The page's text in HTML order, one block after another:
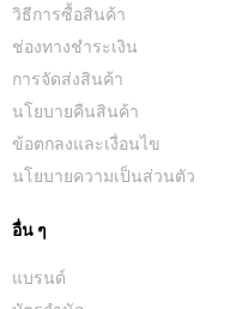
วิธีการซื้อสินค้า
ช่องทางชำระเงิน
การจัดส่งสินค้า
นโยบายคืนสินค้า
ข้อตกลงและเงื่อนไข
นโยบายความเป็นส่วนตัว
อื่น ๆ
แบรนด์